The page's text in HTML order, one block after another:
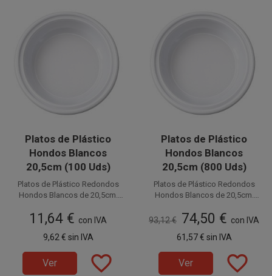
Platos de Plástico
Hondos Blancos
20,5cm (100 Uds)
Platos de Plástico Redondos
Hondos Blancos de 20,5cm.
Este plato por su tamaño es
llamado también Plato de
Plástico Hondo. Ideales para
paquetes de 100 unidades.
11,64 € con IVA
9,62 € sin IVA
Ver favorite_border
Platos de Plástico
Hondos Blancos
20,5cm (800 Uds)
Platos de Plástico Redondos
Hondos Blancos de 20,5cm.
Este plato por su tamaño es
llamado también Plato de
Plástico Hondo. Ideales para
de 800 unidades, distribuidas
en 8 paquetes de 100 unidades.
93,12 € 74,50 € con IVA
61,57 € sin IVA
Ver favorite_border